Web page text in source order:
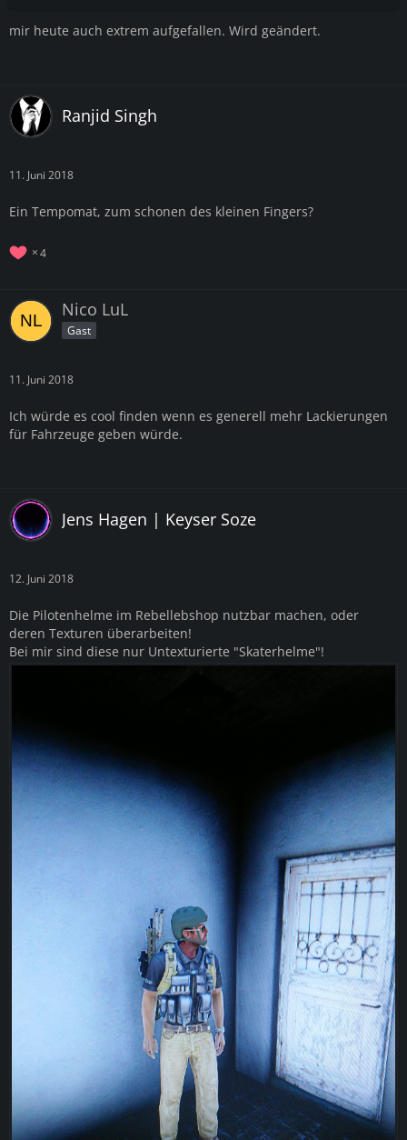
mir heute auch extrem aufgefallen. Wird geändert.
Ranjid Singh
11. Juni 2018
Ein Tempomat, zum schonen des kleinen Fingers?
4
Nico LuL
Gast
11. Juni 2018
Ich würde es cool finden wenn es generell mehr Lackierungen
für Fahrzeuge geben würde.
Jens Hagen | Keyser Soze
12. Juni 2018
Die Pilotenhelme im Rebellebshop nutzbar machen, oder
deren Texturen überarbeiten!
Bei mir sind diese nur Untexturierte "Skaterhelme"!